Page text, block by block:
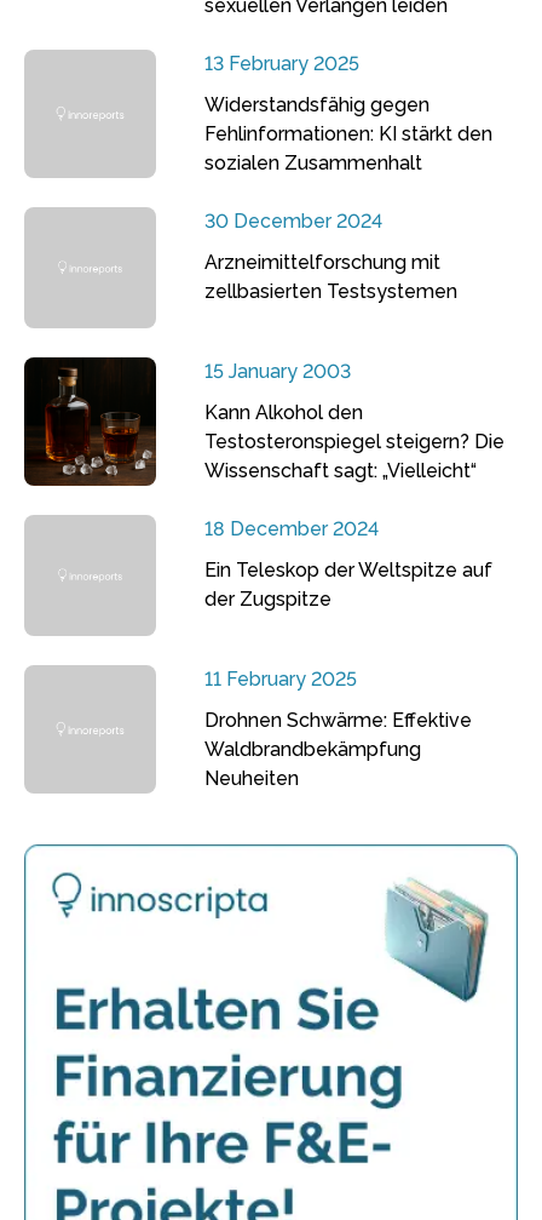
sexuellen Verlangen leiden
13 February 2025
Widerstandsfähig gegen
Fehlinformationen: KI stärkt den
sozialen Zusammenhalt
30 December 2024
Arzneimittelforschung mit
zellbasierten Testsystemen
15 January 2003
Kann Alkohol den
Testosteronspiegel steigern? Die
Wissenschaft sagt: „Vielleicht“
18 December 2024
Ein Teleskop der Weltspitze auf
der Zugspitze
11 February 2025
Drohnen Schwärme: Effektive
Waldbrandbekämpfung
Neuheiten